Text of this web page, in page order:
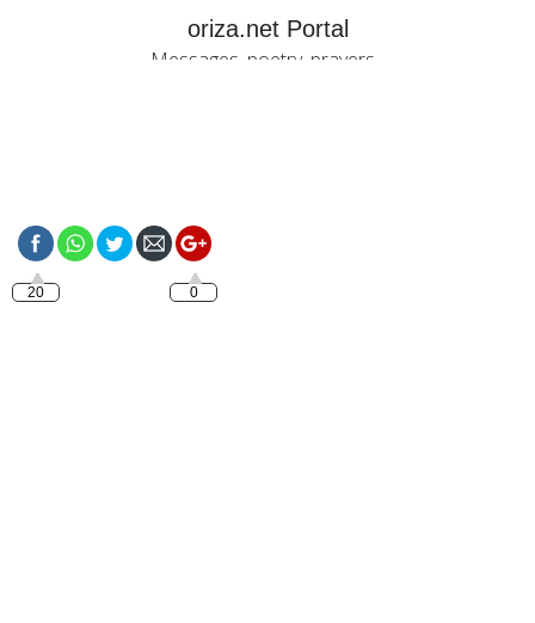
oriza.net Portal
Messages, poetry, prayers...
20 0
je-taime-plus-que-tout